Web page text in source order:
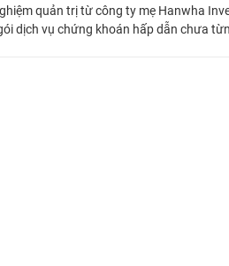
quản trị từ công ty mẹ Hanwha
dịch vụ chứng khoán hấp dẫn chưa